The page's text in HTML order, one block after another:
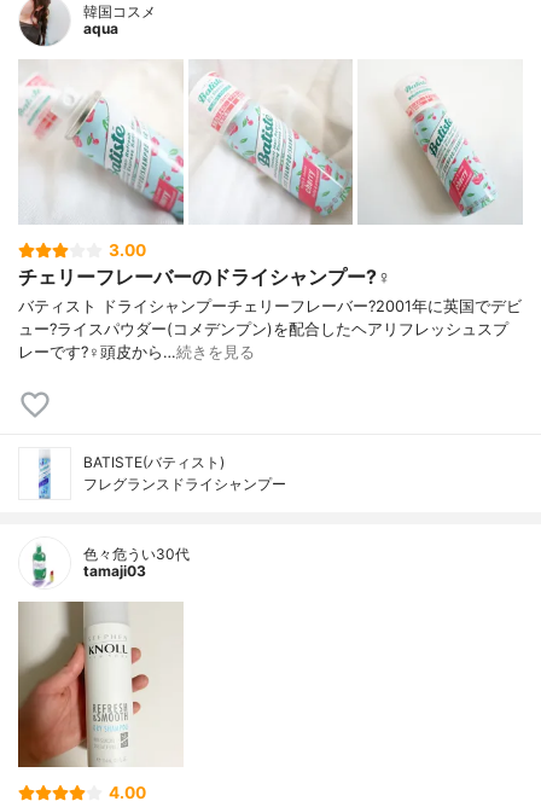
韓国コスメ
aqua
3.00
チェリーフレーバーのドライシャンプー?‍♀️
バティスト ドライシャンプーチェリーフレーバー?2001年に英国でデビ
ュー?ライスパウダー(コメデンプン)を配合したヘアリフレッシュスプ
レーです?‍♀️頭皮から…続きを見る
BATISTE(バティスト)
フレグランスドライシャンプー
色々危うい30代
tamaji03
4.00